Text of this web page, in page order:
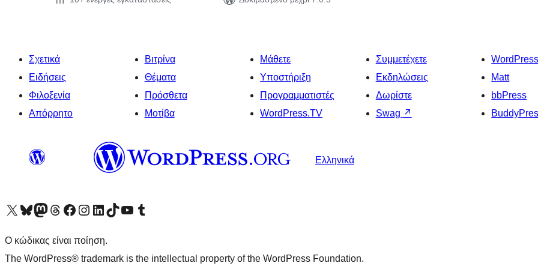
Σχετικά
Ειδήσεις
Φιλοξενία
Απόρρητο
Βιτρίνα
Θέματα
Πρόσθετα
Μοτίβα
Μάθετε
Υποστήριξη
Προγραμματιστές
WordPress.TV
Συμμετέχετε
Εκδηλώσεις
Δωρίστε
Swag ↗
Matt
bbPress
Ελληνικά
Visit our X (formerly Twitter) account
Visit our Bluesky account
Επισκεφθείτε τον λογαριασμό μας στο Mastodon
Visit our Threads account
Επισκεφτείτε τη σελίδα μας στο Facebook
Επισκεφθείτε τον λογαριασμό μας Instagram
Επισκεφθείτε τον λογαριασμό μας LinkedIn
Visit our TikTok account
Visit our YouTube channel
Visit our Tumblr account
Ο κώδικας είναι ποίηση.
The WordPress® trademark is the intellectual property of the WordPress Foundation.